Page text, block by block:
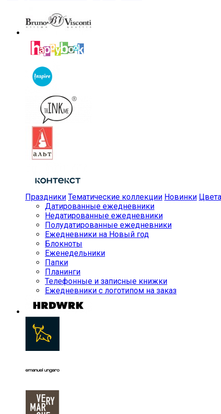
Праздники Тематические коллекции Новинки Цвета
Датированные ежедневники
Недатированные ежедневники
Полудатированные ежедневники
Ежедневники на Новый год
Блокноты
Еженедельники
Папки
Планинги
Телефонные и записные книжки
Ежедневники с логотипом на заказ